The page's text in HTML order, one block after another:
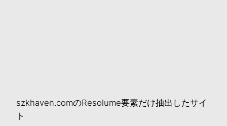
szkhaven.comのResolume要素だけ抽出したサイ
ト